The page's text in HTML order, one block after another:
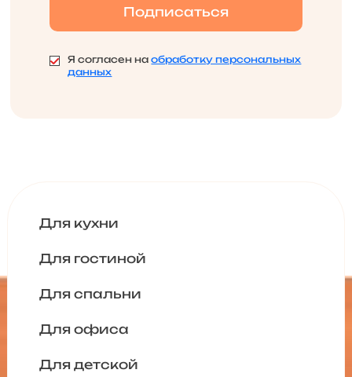
Я согласен наобработку персональных
данных
Для кухни
Для гостиной
Для спальни
Для офиса
Для детской